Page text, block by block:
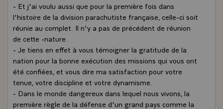
- Et j'ai voulu aussi que pour la première fois dans
l'histoire de la division parachutiste française, celle-ci soit
réunie au complet. Il n'y a pas de précédent de réunion
de cette -nature.
- Je tiens en effet à vous témoigner la gratitude de la
nation pour la bonne exécution des missions qui vous ont
été confiées, et vous dire ma satisfaction pour votre
tenue, votre discipline et votre dynamisme.
- Dans le monde dangereux dans lequel nous vivons, la
première règle de la défense d'un grand pays comme la